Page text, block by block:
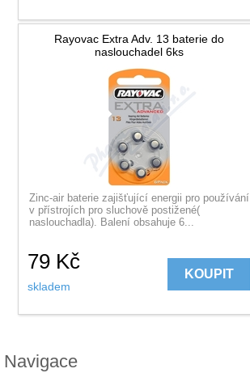
Rayovac Extra Adv. 13 baterie do
naslouchadel 6ks
Zinc-air baterie zajišťující energii pro používání
v přístrojích pro sluchově postižené(
naslouchadla). Balení obsahuje 6...
79 Kč
skladem
KOUPIT
Navigace